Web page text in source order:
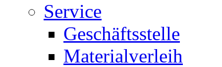
Service
Geschäftsstelle
Materialverleih